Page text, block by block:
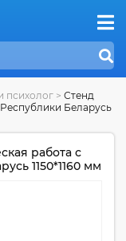
психолог > Стенд
Беларусь
работа с
1150*1160 мм